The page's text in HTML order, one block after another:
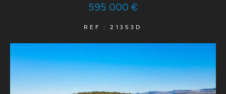
595 000 €
REF : 21353D